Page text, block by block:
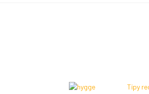
Tipy